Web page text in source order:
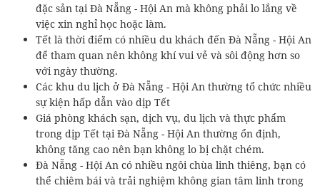
đặc sản tại Đà Nẵng - Hội An mà không phải lo lắng về
việc xin nghỉ học hoặc làm.
Tết là thời điểm có nhiều du khách đến Đà Nẵng - Hội An
để tham quan nên không khí vui vẻ và sôi động hơn so
với ngày thường.
Các khu du lịch ở Đà Nẵng - Hội An thường tổ chức nhiều
sự kiện hấp dẫn vào dịp Tết
Giá phòng khách sạn, dịch vụ, du lịch và thực phẩm
trong dịp Tết tại Đà Nẵng - Hội An thường ổn định,
không tăng cao nên bạn không lo bị chặt chém.
Đà Nẵng - Hội An có nhiều ngôi chùa linh thiêng, bạn có
thể chiêm bái và trải nghiệm không gian tâm linh trong